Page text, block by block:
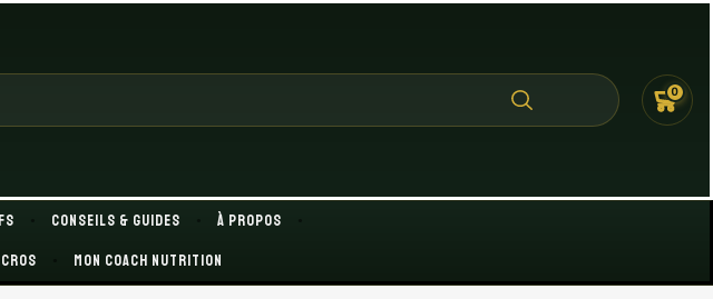
0
Conseils & Guides À propos
Mon coach nutrition